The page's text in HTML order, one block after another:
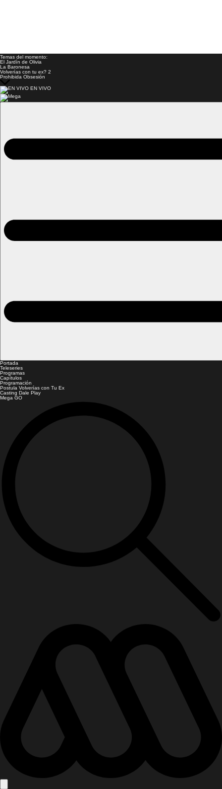
Temas del momento:
El Jardín de Olivia
La Baronesa
Volverías con tu ex? 2
Prohibida Obsesión
EN VIVO
Portada
Teleseries
Programas
Capítulos
Programación
Postula Volverías con Tu Ex
Casting Dale Play
Mega GO